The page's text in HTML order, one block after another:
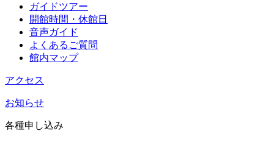
ガイドツアー
開館時間・休館日
音声ガイド
よくあるご質問
館内マップ
アクセス
お知らせ
各種申し込み